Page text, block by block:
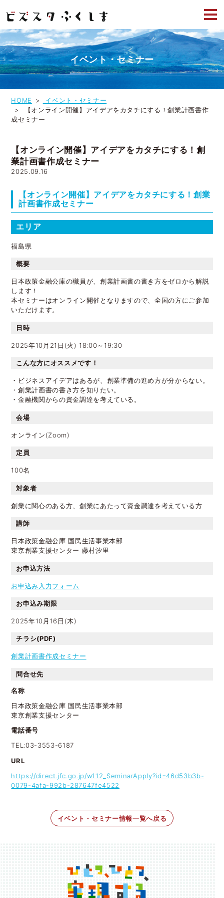
イベント・セミナー
HOME
イベント・セミナー
【オンライン開催】アイデアをカタチにする！創業計画書作
成セミナー
【オンライン開催】アイデアをカタチにする！創
業計画書作成セミナー
2025.09.16
【オンライン開催】アイデアをカタチにする！創業
計画書作成セミナー
エリア
福島県
概要
日本政策金融公庫の職員が、創業計画書の書き方をゼロから解説
します！
本セミナーはオンライン開催となりますので、全国の方にご参加
いただけます。
​日時
2025年10月21日(火) 18:00～19:30
こんな方にオススメです！
・ビジネスアイデアはあるが、創業準備の進め方が分からない。
・創業計画書の書き方を知りたい。
・金融機関からの資金調達を考えている。
​会場
オンライン(Zoom)
定員
100名
対象者
創業に関心のある方、創業にあたって資金調達を考えている方
講師
日本政策金融公庫 国民生活事業本部
東京創業支援センター 藤村汐里
お申込方法
お申込み入力フォーム
お申込み期限
2025年10月16日(木)
チラシ(PDF)
創業計画書作成セミナー
問合せ先
名称
日本政策金融公庫 国民生活事業本部
東京創業支援センター
電話番号
TEL:03-3553-6187
URL
https://direct.jfc.go.jp/w112_SeminarApply?id=46d53b3b-
0079-4afa-992b-287647fe4522
イベント・セミナー情報一覧へ戻る